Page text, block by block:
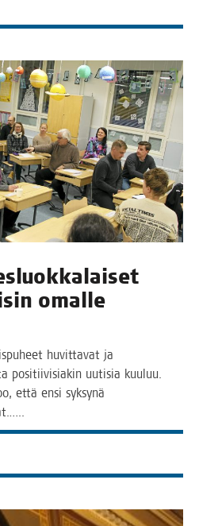
omal­le
huvit­ta­vat ja
posi­tii­vi­sia­kin uuti­sia kuu­luu.
että ensi syk­sy­nä